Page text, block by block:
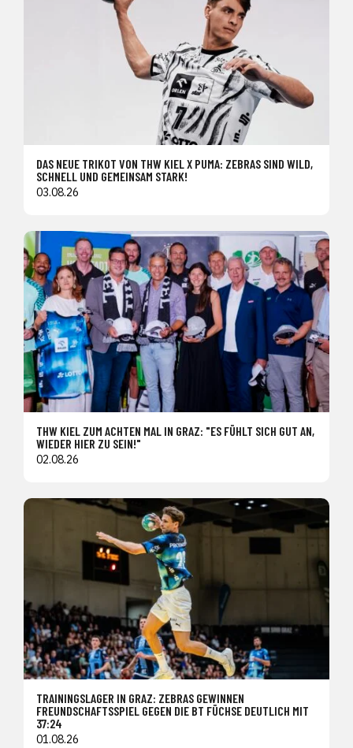
DAS NEUE TRIKOT VON THW KIEL X PUMA: ZEBRAS SIND WILD,
SCHNELL UND GEMEINSAM STARK!
03.08.26
THW KIEL ZUM ACHTEN MAL IN GRAZ: "ES FÜHLT SICH GUT AN,
WIEDER HIER ZU SEIN!"
02.08.26
TRAININGSLAGER IN GRAZ: ZEBRAS GEWINNEN
FREUNDSCHAFTSSPIEL GEGEN DIE BT FÜCHSE DEUTLICH MIT
37:24
01.08.26